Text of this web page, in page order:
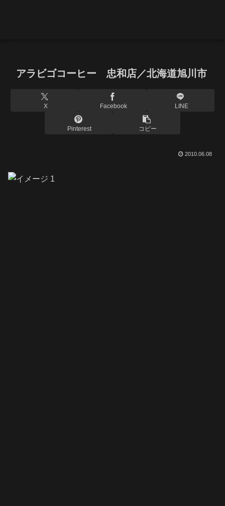
アラビゴコーヒー 忠和店／北海道旭川市
X Facebook LINE
Pinterest コピー
2010.06.08